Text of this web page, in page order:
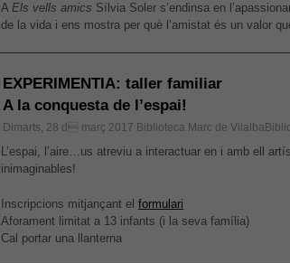
AEls vells amics Sílvia Soler s’endinsa en
de la vida i ens mostra per què l’amistat és un valor
EXPERIMENTIA: taller familiar
A la conquesta de l’espai!
Dimarts, 28 d març 2017 Biblioteca Marc de
L’espai, l’aire…us atreviu a interactuar en i amb ell
inimaginables!
Inscripcions mitjançant elformulari
Aforament limitat a 13 infants (i la seva família)
Cal portar una llanterna